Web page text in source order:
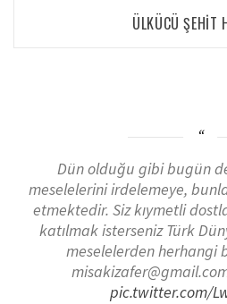
ÜLKÜCÜ ŞEHIT
Dün olduğu gibi bugün de
meselelerini irdelemeye,
etmektedir. Siz kıymetli
katılmak isterseniz Türk
meselelerden herhangi
pic.twitter.com/